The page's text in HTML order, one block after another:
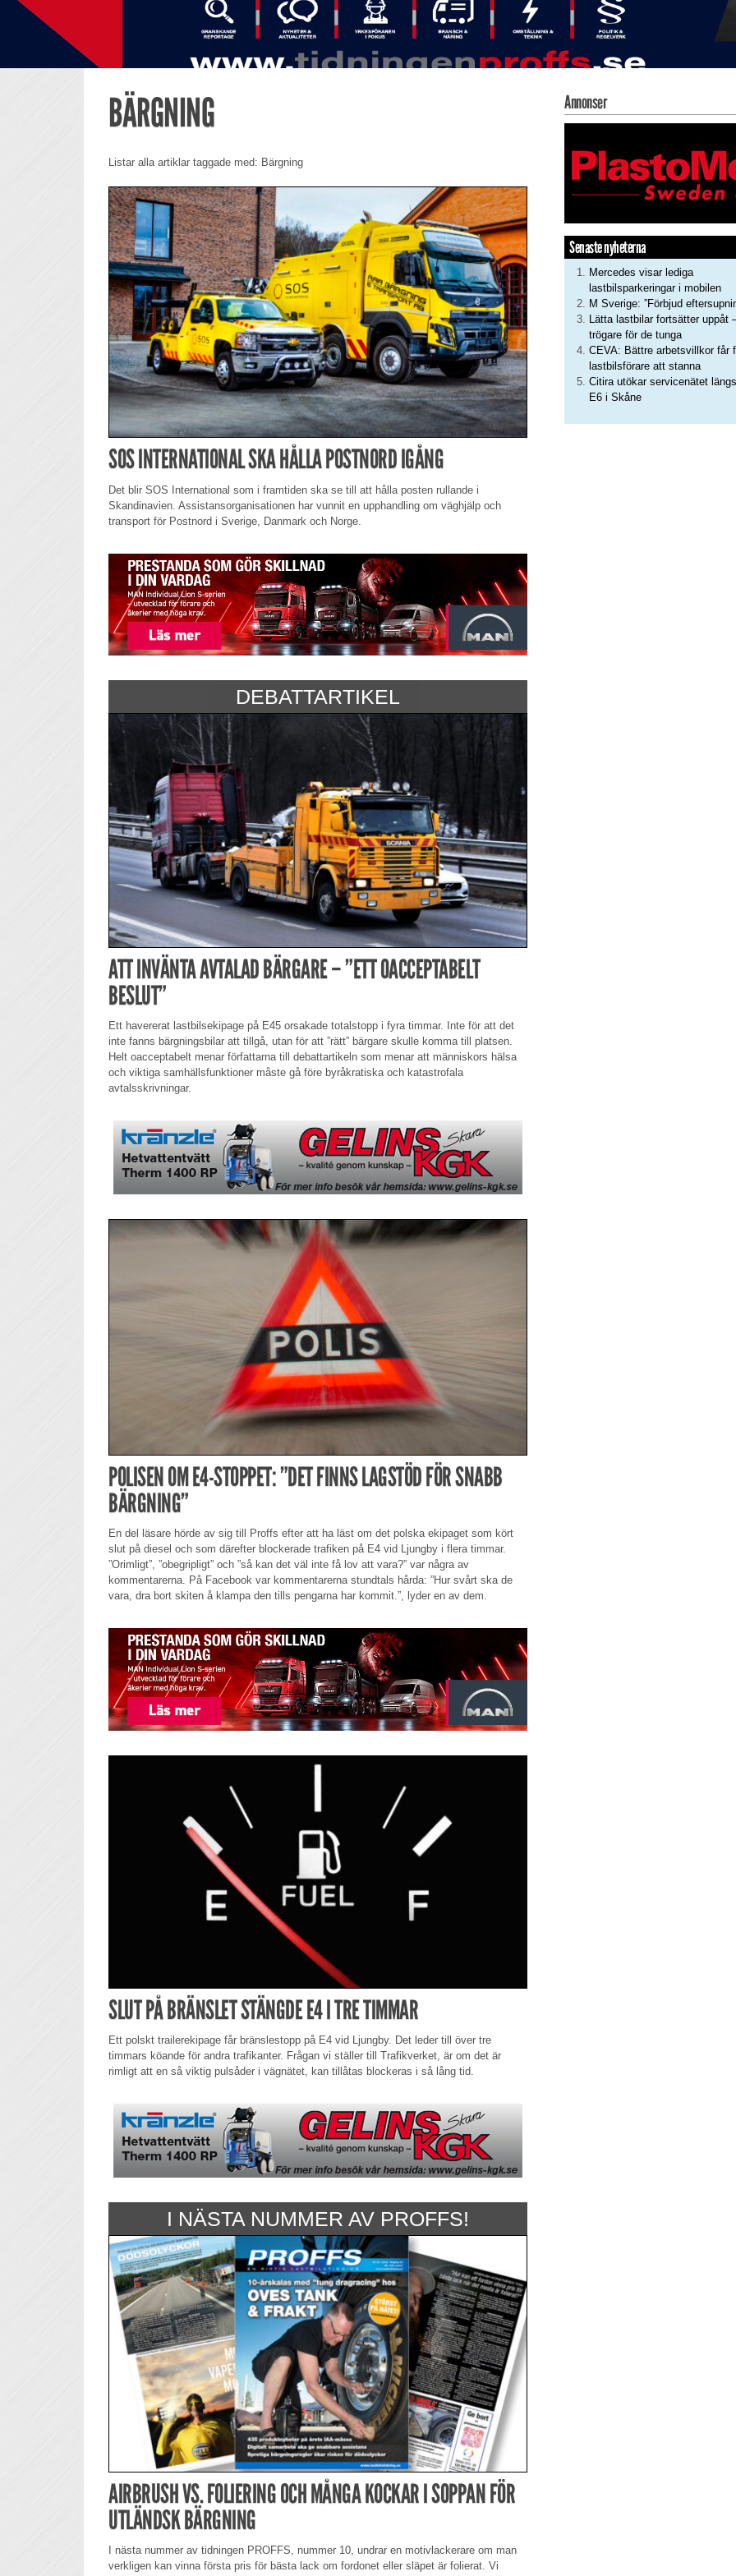
BÄRGNING
Listar alla artiklar taggade med: Bärgning
SOS INTERNATIONAL SKA HÅLLA POSTNORD IGÅNG
Det blir SOS International som i framtiden ska se till att hålla posten rullande i
Skandinavien. Assistansorganisationen har vunnit en upphandling om väghjälp och
transport för Postnord i Sverige, Danmark och Norge.
DEBATTARTIKEL
ATT INVÄNTA AVTALAD BÄRGARE – ”ETT OACCEPTABELT
BESLUT”
Ett havererat lastbilsekipage på E45 orsakade totalstopp i fyra timmar. Inte för att det
inte fanns bärgningsbilar att tillgå, utan för att ”rätt” bärgare skulle komma till platsen.
Helt oacceptabelt menar författarna till debattartikeln som menar att människors hälsa
och viktiga samhällsfunktioner måste gå före byråkratiska och katastrofala
avtalsskrivningar.
POLISEN OM E4-STOPPET: ”DET FINNS LAGSTÖD FÖR SNABB
BÄRGNING”
En del läsare hörde av sig till Proffs efter att ha läst om det polska ekipaget som kört
slut på diesel och som därefter blockerade trafiken på E4 vid Ljungby i flera timmar.
”Orimligt”, ”obegripligt” och ”så kan det väl inte få lov att vara?” var några av
kommentarerna. På Facebook var kommentarerna stundtals hårda: ”Hur svårt ska de
vara, dra bort skiten å klampa den tills pengarna har kommit.”, lyder en av dem.
SLUT PÅ BRÄNSLET STÄNGDE E4 I TRE TIMMAR
Ett polskt trailerekipage får bränslestopp på E4 vid Ljungby. Det leder till över tre
timmars köande för andra trafikanter. Frågan vi ställer till Trafikverket, är om det är
rimligt att en så viktig pulsåder i vägnätet, kan tillåtas blockeras i så lång tid.
I NÄSTA NUMMER AV PROFFS!
AIRBRUSH VS. FOLIERING OCH MÅNGA KOCKAR I SOPPAN FÖR
UTLÄNDSK BÄRGNING
I nästa nummer av tidningen PROFFS, nummer 10, undrar en motivlackerare om man
verkligen kan vinna första pris för bästa lack om fordonet eller släpet är folierat. Vi
Annonser
Senaste nyheterna
Mercedes visar lediga
lastbilsparkeringar i mobilen
M Sverige: ”Förbjud
Lätta lastbilar fortsätter uppåt
trögare för de tunga
CEVA: Bättre arbetsvillkor får
lastbilsförare att stanna
Citira utökar servicenätet längs
E6 i Skåne